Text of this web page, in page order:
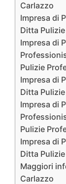
Carlazzo
Impresa di
Ditta
Impresa di
Pulizie
Impresa di
Ditta
Impresa di
Pulizie
Impresa di
Ditta
Maggiori
Carlazzo